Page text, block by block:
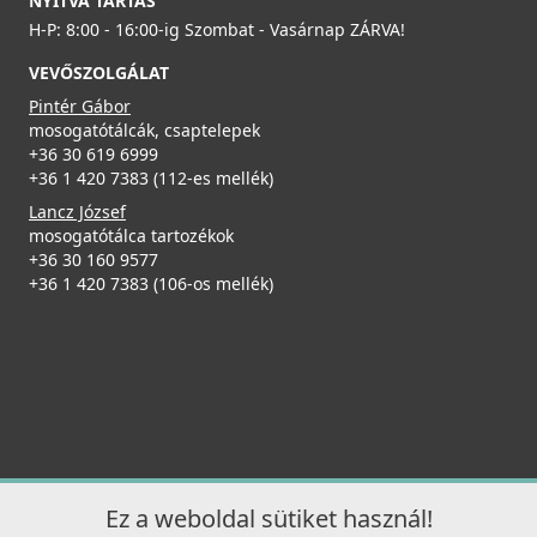
Részletek
Részletek
H-P: 8:00 - 16:00-ig Szombat - Vasárnap ZÁRVA!
VEVŐSZOLGÁLAT
Pintér Gábor
mosogatótálcák, csaptelepek
+36 30 619 6999
+36 1 420 7383 (112-es mellék)
Lancz József
mosogatótálca tartozékok
+36 30 160 9577
+36 1 420 7383 (106-os mellék)
Ez a weboldal sütiket használ!